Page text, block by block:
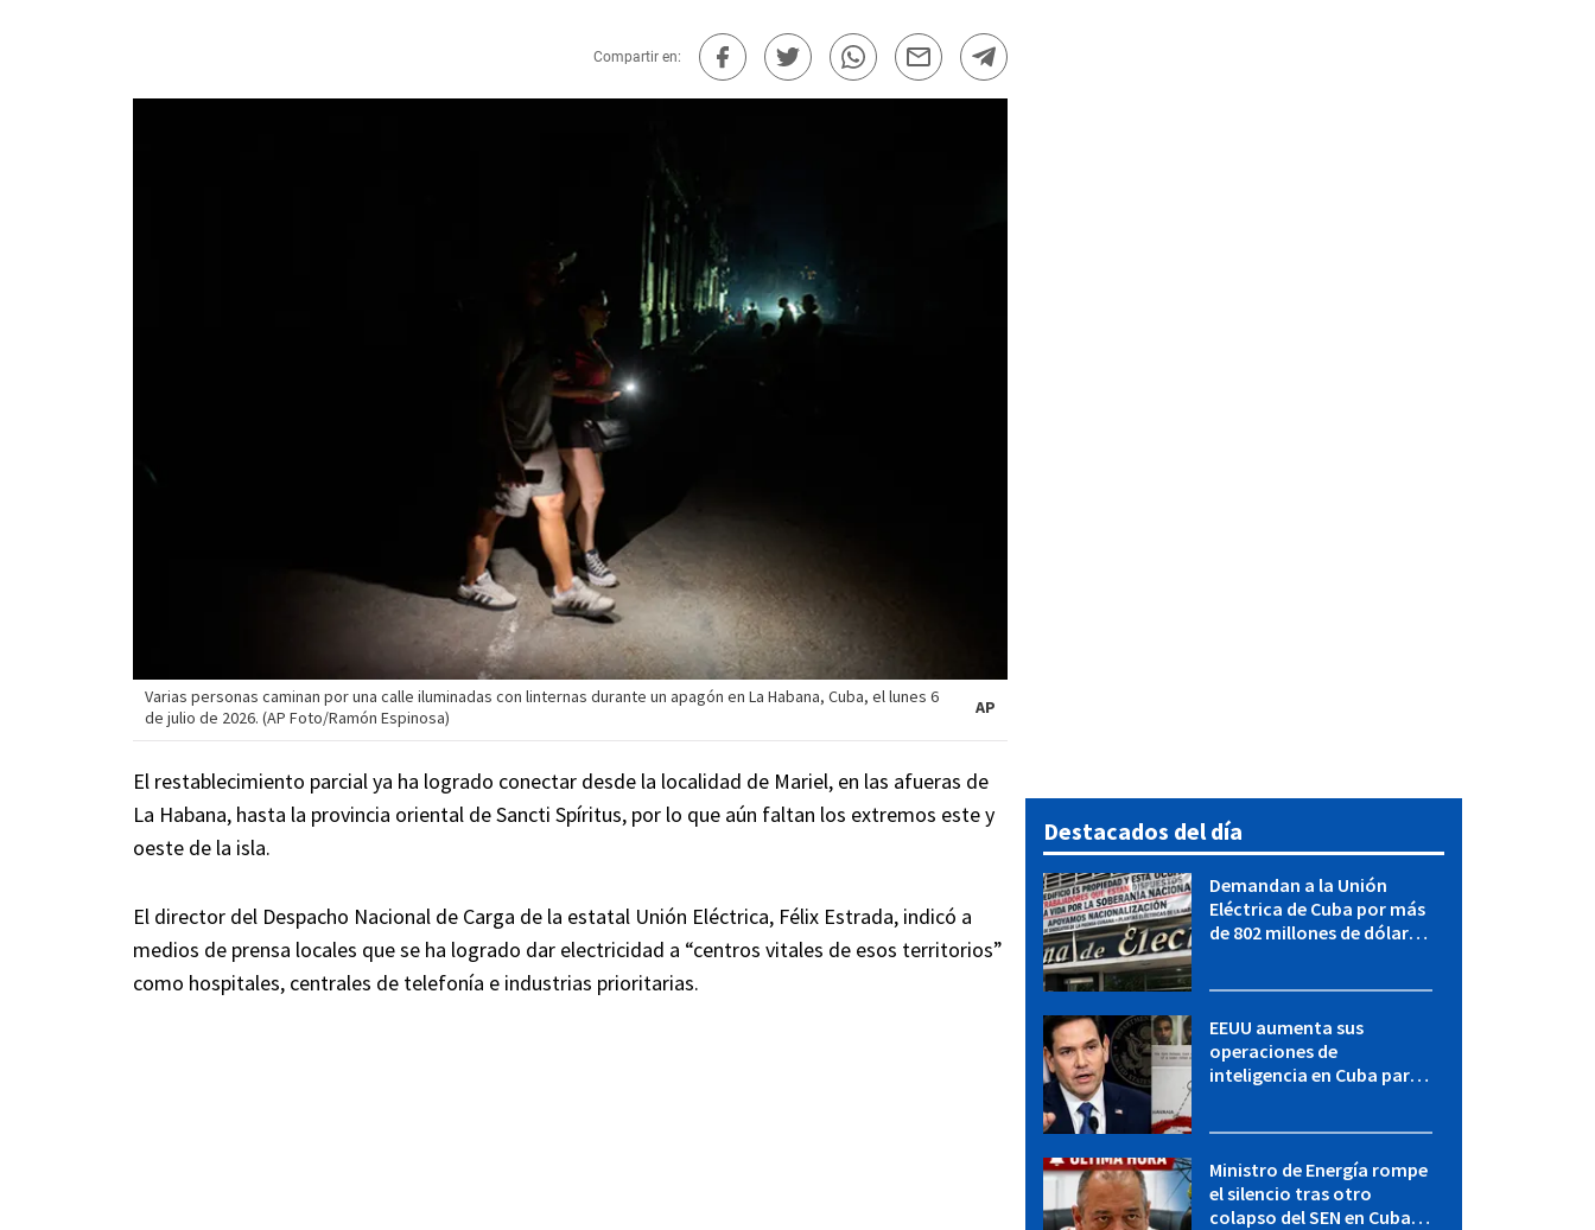
Compartir en:
Varias personas caminan por una calle iluminadas con linternas durante un apagón en La Habana, Cuba, el lunes 6
de julio de 2026. (AP Foto/Ramón Espinosa)
AP
El restablecimiento parcial ya ha logrado conectar desde la localidad de Mariel, en las afueras de
La Habana, hasta la provincia oriental de Sancti Spíritus, por lo que aún faltan los extremos este y
oeste de la isla.
El director del Despacho Nacional de Carga de la estatal Unión Eléctrica, Félix Estrada, indicó a
medios de prensa locales que se ha logrado dar electricidad a “centros vitales de esos territorios”
como hospitales, centrales de telefonía e industrias prioritarias.
Destacados del día
Demandan a la Unión
Eléctrica de Cuba por más
de 802 millones de dólares
EEUU aumenta sus
operaciones de
inteligencia en Cuba para
Ministro de Energía rompe
el silencio tras otro
colapso del SEN en Cuba: